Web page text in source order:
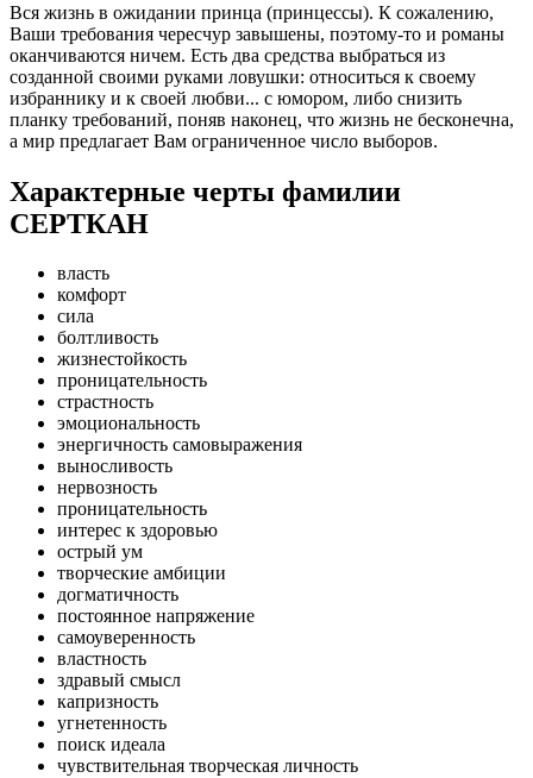
Вся жизнь в ожидании принца (принцессы). К сожалению,
Ваши требования чересчур завышены, поэтому-то и романы
оканчиваются ничем. Есть два средства выбраться из
созданной своими руками ловушки: относиться к своему
избраннику и к своей любви... с юмором, либо снизить
планку требований, поняв наконец, что жизнь не бесконечна,
а мир предлагает Вам ограниченное число выборов.
Характерные черты фамилии
СЕРТКАН
власть
комфорт
сила
болтливость
жизнестойкость
проницательность
страстность
эмоциональность
энергичность самовыражения
выносливость
нервозность
проницательность
интерес к здоровью
острый ум
творческие амбиции
догматичность
постоянное напряжение
самоуверенность
властность
здравый смысл
капризность
угнетенность
поиск идеала
чувствительная творческая личность